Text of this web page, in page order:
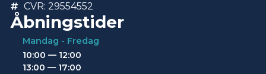
CVR: 29554552
Åbningstider
Mandag - Fredag
10:00 — 12:00
13:00 — 17:00